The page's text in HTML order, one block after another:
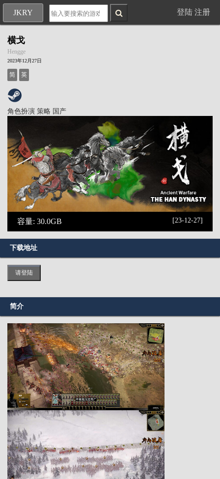
JKRY 登陆 注册
横戈
Hengge
2023年12月27日
简 英
角色扮演 策略 国产
容量: 30.0GB [23-12-27]
下载地址
请登陆
简介